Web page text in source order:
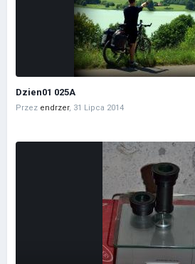
Dzien01 025A
Przez endrzer, 31 Lipca 2014